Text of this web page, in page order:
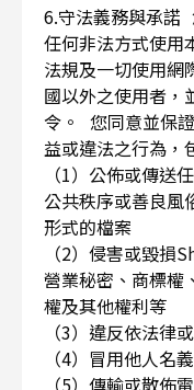
6.守法義務與承諾
任何非法方式使用
法規及一切使用網
國以外之使用者，
令。 您同意並保
益或違法之行為，
（1）公佈或傳送
公共秩序或善良風
形式的檔案
（2）侵害或毀損
營業秘密、商標權
權及其他權利等
（3）違反依法律
（4）冒用他人名
（5）傳輸或散佈